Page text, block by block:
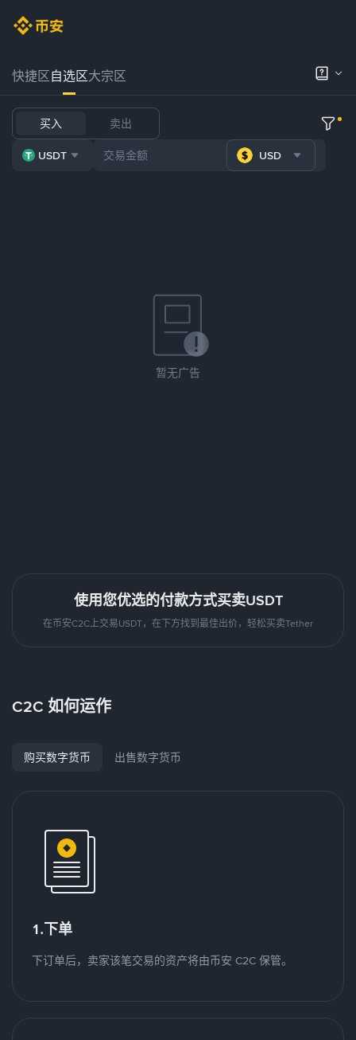
快捷区自选区大宗区
买入 卖出
USDT USD
暂无广告
使用您优选的付款方式买卖USDT
在币安C2C上交易USDT，在下方找到最佳出价，轻松买卖Tether
C2C 如何运作
购买数字货币 出售数字货币
1.下单
下订单后，卖家该笔交易的资产将由币安 C2C 保管。